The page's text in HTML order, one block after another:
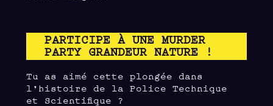
PARTICIPE À UNE MURDER
PARTY GRANDEUR NATURE !
Tu as aimé cette plongée dans
l’histoire de la Police Technique
et Scientifique ?